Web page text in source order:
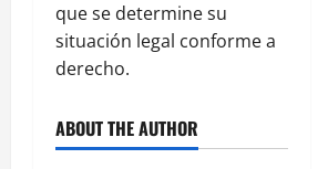
que se determine su
situación legal conforme a
derecho.
ABOUT THE AUTHOR